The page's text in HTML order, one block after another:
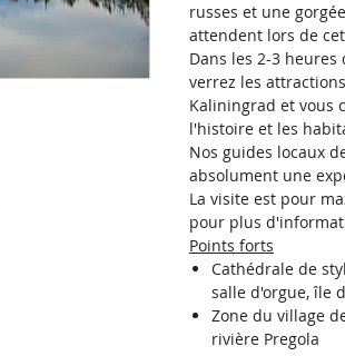
russes et une
attendent lors de
Dans les 2-3
verrez les
Kaliningrad et vous
l'histoire et les
Nos guides locaux
absolument une
La visite est pour
pour plus
Points forts
Cathédrale de
salle d'orgue, île
Zone du village
rivière Pregola